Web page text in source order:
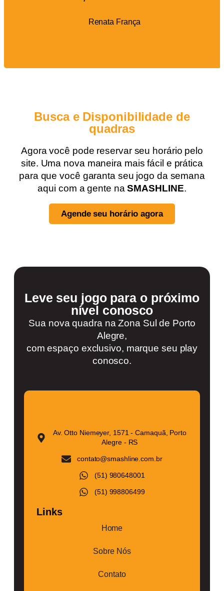
Renata França
Busca e Disponibilidade de
quadras
Agora você pode reservar seu horário pelo
site. Uma nova maneira mais fácil e prática
para que você garanta seu jogo da semana
aqui com a gente naSMASHLINE.
Agende seu horário agora
Leve seu jogo para o próximo
nível conosco
Sua nova quadra na Zona Sul de Porto
Alegre,
com espaço exclusivo, marque seu play
conosco.
Av. Otto Niemeyer, 1571 - Camaquã, Porto
Alegre - RS
contato@smashline.com.br
(51) 980648001
(51) 998806499
Links
Home
Sobre Nós
Contato